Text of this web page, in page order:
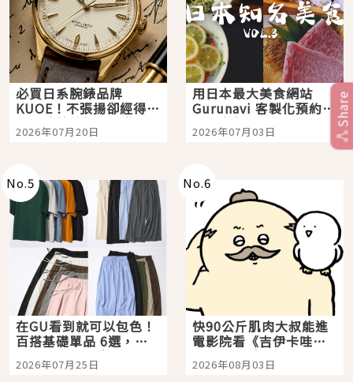
必買日系腕錶品牌
KUOE！不張揚卻經得起
時間洗鍊的經典之作五
選
2026年07月20日
用日本最大美食網站
Gurunavi 客製化預約九
大都市餐廳，打造專屬
美食體驗！
2026年07月03日
No.5
在GU看到就可以包色！
百搭基礎單品 6選，閉
眼全收也不心疼
2026年07月25日
No.6
快90公斤肌肉大叔能進
電影院看《吉伊卡哇》
嗎？日本重金屬樂團
「打首」會長與nagano
2026年08月03日
Share